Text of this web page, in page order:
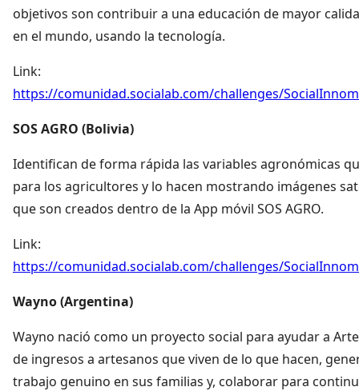
objetivos son contribuir a una educación de mayor
en el mundo, usando la tecnología.
Link:
https://comunidad.socialab.com/challenges/
SOS AGRO (Bolivia)
Identifican de forma rápida las variables agronómicas
para los agricultores y lo hacen mostrando imágenes
que son creados dentro de la App móvil SOS AGRO.
Link:
https://comunidad.socialab.com/challenges/
Wayno (Argentina)
Wayno nació como un proyecto social para ayudar a
de ingresos a artesanos que viven de lo que hacen,
trabajo genuino en sus familias y, colaborar para